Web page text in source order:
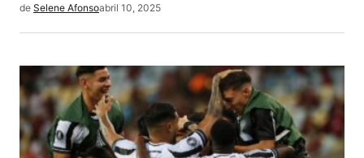
de Selene Afonsoabril 10, 2025